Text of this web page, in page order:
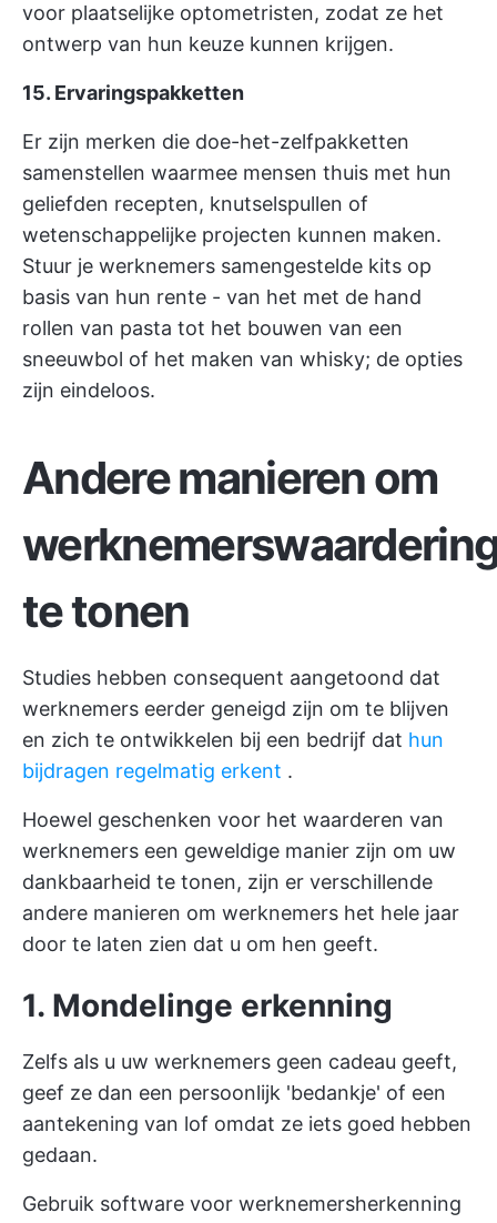
voor plaatselijke optometristen, zodat ze het
ontwerp van hun keuze kunnen krijgen.
15. Ervaringspakketten
Er zijn merken die doe-het-zelfpakketten
samenstellen waarmee mensen thuis met hun
geliefden recepten, knutselspullen of
wetenschappelijke projecten kunnen maken.
Stuur je werknemers samengestelde kits op
basis van hun rente - van het met de hand
rollen van pasta tot het bouwen van een
sneeuwbol of het maken van whisky; de opties
zijn eindeloos.
Andere manieren om
te tonen
Studies hebben consequent aangetoond dat
werknemers eerder geneigd zijn om te blijven
en zich te ontwikkelen bij een bedrijf dat hun
bijdragen regelmatig erkent .
Hoewel geschenken voor het waarderen van
werknemers een geweldige manier zijn om uw
dankbaarheid te tonen, zijn er verschillende
andere manieren om werknemers het hele jaar
door te laten zien dat u om hen geeft.
1. Mondelinge erkenning
Zelfs als u uw werknemers geen cadeau geeft,
geef ze dan een persoonlijk 'bedankje' of een
aantekening van lof omdat ze iets goed hebben
gedaan.
Gebruik software voor werknemersherkenning